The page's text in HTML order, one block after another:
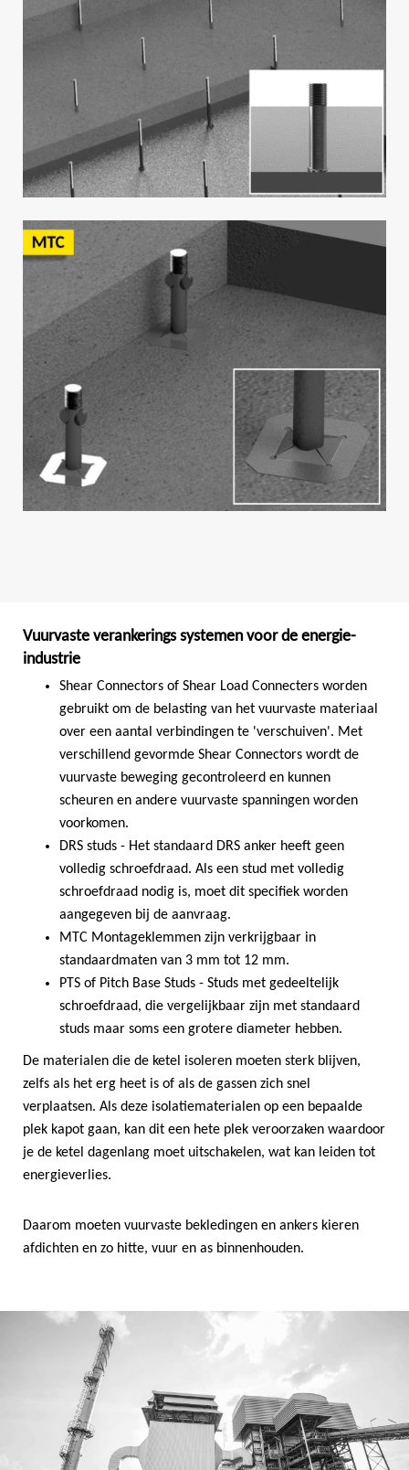
Vuurvaste verankerings systemen voor de energie-
industrie
Shear Connectors of Shear Load Connecters worden
gebruikt om de belasting van het vuurvaste materiaal
over een aantal verbindingen te 'verschuiven'. Met
verschillend gevormde Shear Connectors wordt de
vuurvaste beweging gecontroleerd en kunnen
scheuren en andere vuurvaste spanningen worden
voorkomen.
DRS studs - Het standaard DRS anker heeft geen
volledig schroefdraad. Als een stud met volledig
schroefdraad nodig is, moet dit specifiek worden
aangegeven bij de aanvraag.
MTC Montageklemmen zijn verkrijgbaar in
standaardmaten van 3 mm tot 12 mm.
PTS of Pitch Base Studs - Studs met gedeeltelijk
schroefdraad, die vergelijkbaar zijn met standaard
studs maar soms een grotere diameter hebben.
De materialen die de ketel isoleren moeten sterk blijven,
zelfs als het erg heet is of als de gassen zich snel
verplaatsen. Als deze isolatiematerialen op een bepaalde
plek kapot gaan, kan dit een hete plek veroorzaken waardoor
je de ketel dagenlang moet uitschakelen, wat kan leiden tot
energieverlies.
Daarom moeten vuurvaste bekledingen en ankers kieren
afdichten en zo hitte, vuur en as binnenhouden.